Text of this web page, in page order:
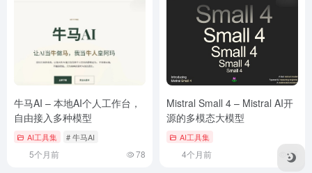
牛马AI – 本地AI个人工作台，
自由接入多种模型
AI工具集 # 牛马AI
5个月前 78
Mistral Small 4 – Mistral AI开
源的多模态大模型
AI工具集
4个月前 75